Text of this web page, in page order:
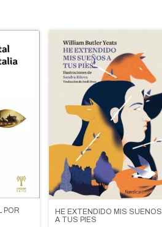
POR
HE EXTENDIDO MIS SUEÑOS
A TUS PIES